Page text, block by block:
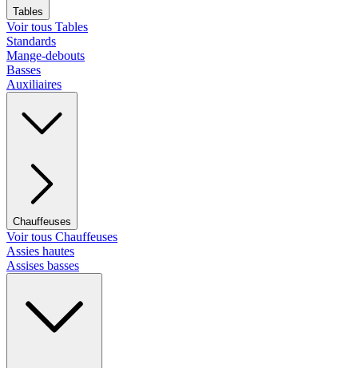
Tables
Voir tous Tables
Standards
Mange-debouts
Basses
Auxiliaires
Chauffeuses
Voir tous Chauffeuses
Assies hautes
Assises basses